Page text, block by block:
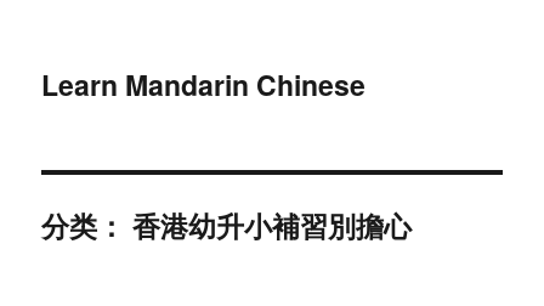
Learn Mandarin Chinese
分类：香港幼升小補習別擔心